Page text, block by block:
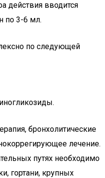
действия вводится
по 3-6 мл.
по следующей
бронхолитические
лечение.
путях необходимо
гортани, крупных